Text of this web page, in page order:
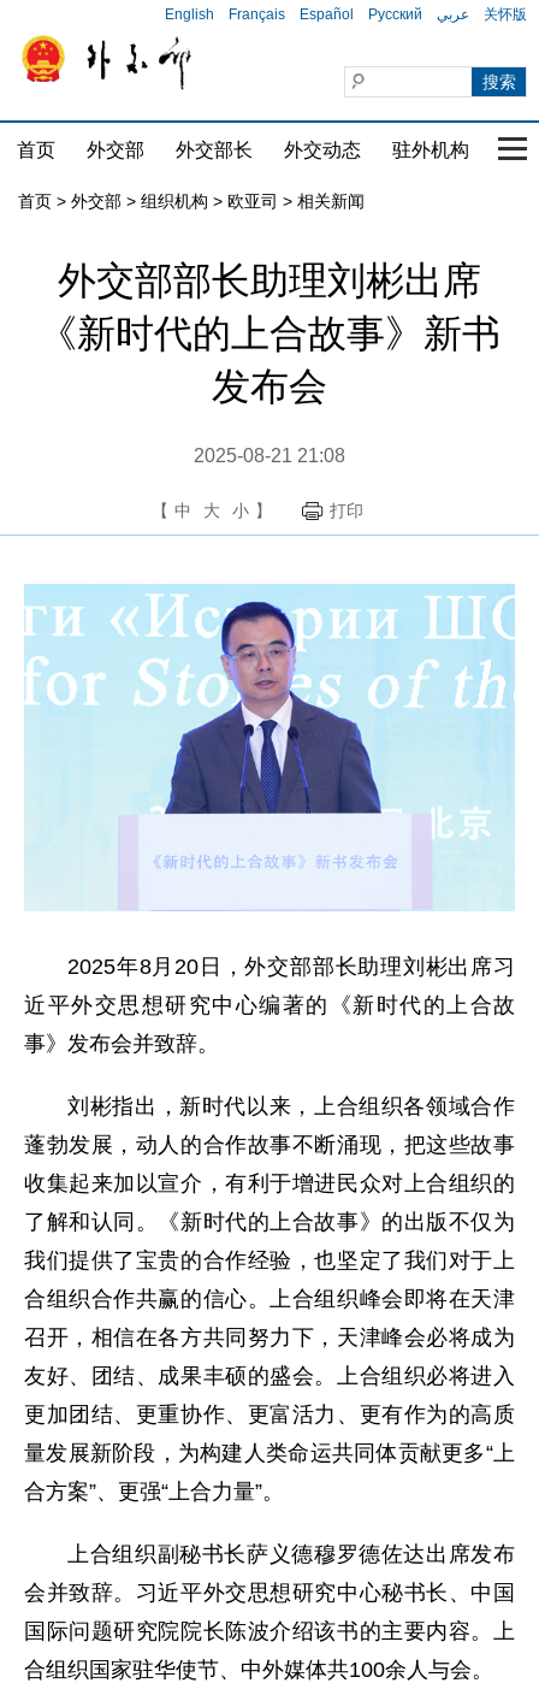
English Français Español Русский عربي 关怀版
首页 外交部 外交部长 外交动态 驻外机构 国
首页 > 外交部 > 组织机构 > 欧亚司 > 相关新闻
外交部部长助理刘彬出席
《新时代的上合故事》新书
发布会
2025-08-21 21:08
【 中 大 小 】 打印
2025年8月20日，外交部部长助理刘彬出席习
近平外交思想研究中心编著的《新时代的上合故
事》发布会并致辞。
刘彬指出，新时代以来，上合组织各领域合作
蓬勃发展，动人的合作故事不断涌现，把这些故事
收集起来加以宣介，有利于增进民众对上合组织的
了解和认同。《新时代的上合故事》的出版不仅为
我们提供了宝贵的合作经验，也坚定了我们对于上
合组织合作共赢的信心。上合组织峰会即将在天津
召开，相信在各方共同努力下，天津峰会必将成为
友好、团结、成果丰硕的盛会。上合组织必将进入
更加团结、更重协作、更富活力、更有作为的高质
量发展新阶段，为构建人类命运共同体贡献更多“上
合方案”、更强“上合力量”。
上合组织副秘书长萨义德穆罗德佐达出席发布
会并致辞。习近平外交思想研究中心秘书长、中国
国际问题研究院院长陈波介绍该书的主要内容。上
合组织国家驻华使节、中外媒体共100余人与会。